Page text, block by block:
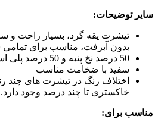
سایر توضیحات:
تیشرت یقه گرد، بسیار راحت و
بدون آبرفت، مناسب برای تمامی
50 درصد نخ پنبه و 50 درصد پلی استر
سفید با ضخامت مناسب
اختلاف رنگ در تیشرت های چند
خاکستری تا چند درصد وجود دارد.
مناسب برای: